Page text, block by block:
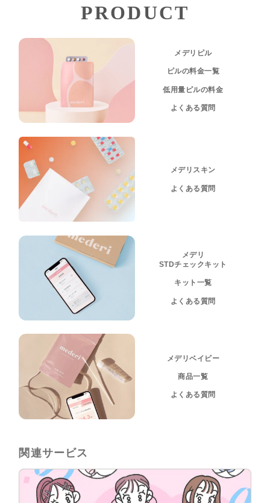
PRODUCT
メデリピル
ピルの料金一覧
低用量ピルの料金
よくある質問
メデリスキン
よくある質問
メデリ
STDチェックキット
キット一覧
よくある質問
メデリベイビー
商品一覧
よくある質問
関連サービス